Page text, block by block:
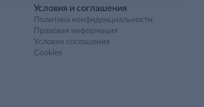
Условия и соглашения
Политика конфиденциальности
Правовая информация
Условия соглашения
Cookies